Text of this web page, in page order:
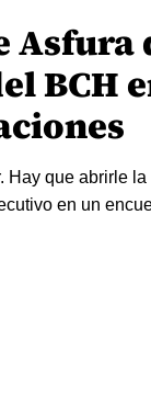
Asfura
BCH
Hay que abrirle
en un